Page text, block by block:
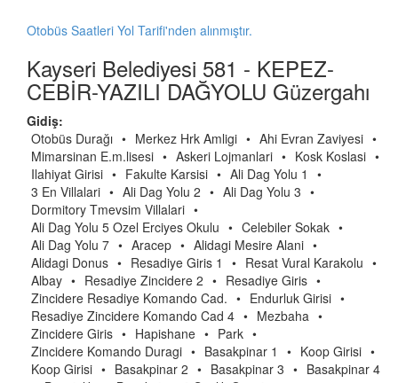
Otobüs Saatleri Yol Tarifi'nden alınmıştır.
Kayseri Belediyesi 581 - KEPEZ-
CEBİR-YAZILI DAĞYOLU Güzergahı
Gidiş:
Otobüs Durağı • Merkez Hrk Amligi • Ahi Evran Zaviyesi •
Mimarsinan E.m.lisesi • Askeri Lojmanlari • Kosk Koslasi •
Ilahiyat Girisi • Fakulte Karsisi • Ali Dag Yolu 1
•
3 En Villalari • Ali Dag Yolu 2 • Ali Dag Yolu 3 •
Dormitory Tmevsim Villalari •
Ali Dag Yolu 5 Ozel Erciyes Okulu • Celebiler Sokak •
Ali Dag Yolu 7 • Aracep • Alidagi Mesire Alani •
Alidagi Donus • Resadiye Giris 1 • Resat Vural Karakolu •
Albay • Resadiye Zincidere 2 • Resadiye Giris •
Zincidere Resadiye Komando Cad. • Endurluk Girisi •
Resadiye Zincidere Komando Cad 4 • Mezbaha •
Zincidere Giris • Hapishane • Park •
Zincidere Komando Duragi • Basakpinar 1 • Koop Girisi •
Koop Girisi • Basakpinar 2 • Basakpinar 3 • Basakpinar 4